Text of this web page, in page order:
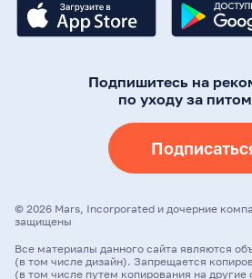
Подпишитесь на
по уходу за
© 2026 Mars, Incorporated и дочерние
защищены
Все материалы данного сайта являются
(в том числе дизайн). Запрещается
(в том числе путем копирования на другие